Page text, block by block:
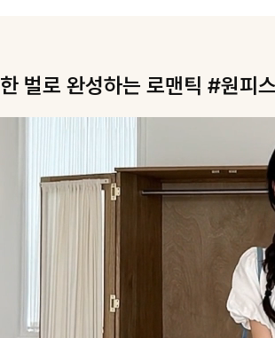
한 벌로 완성하는 로맨틱 #원피스